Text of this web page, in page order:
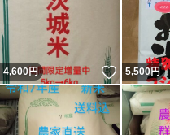
4,600円 いいね！
5,500円